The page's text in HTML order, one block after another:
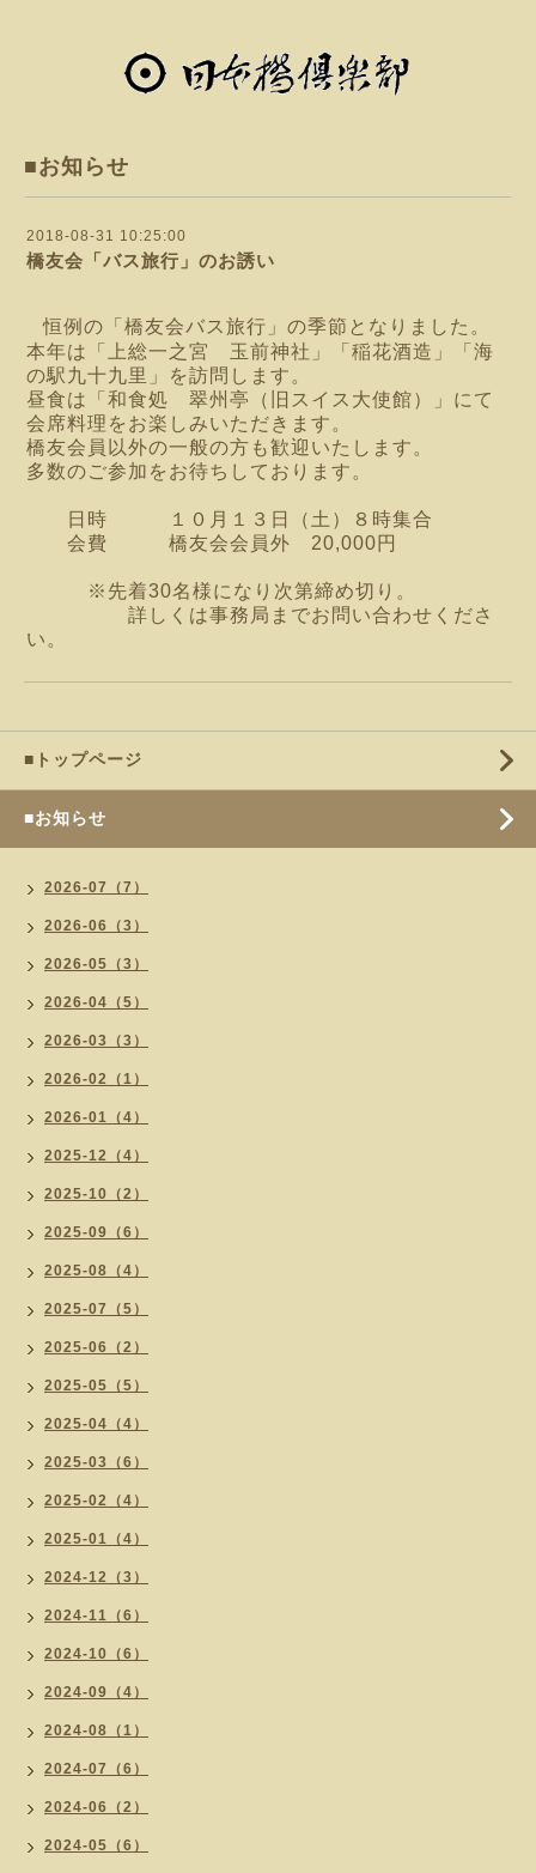
■お知らせ
2018-08-31 10:25:00
橋友会「バス旅行」のお誘い
恒例の「橋友会バス旅行」の季節となりました。
本年は「上総一之宮 玉前神社」「稲花酒造」「海
の駅九十九里」を訪問します。
昼食は「和食処 翠州亭（旧スイス大使館）」にて
会席料理をお楽しみいただきます。
橋友会員以外の一般の方も歓迎いたします。
多数のご参加をお待ちしております。
日時 １０月１３日（土）８時集合
会費 橋友会会員外 20,000円
※先着30名様になり次第締め切り。
詳しくは事務局までお問い合わせくださ
い。
■トップページ
■お知らせ
2026-07（7）
2026-06（3）
2026-05（3）
2026-04（5）
2026-03（3）
2026-02（1）
2026-01（4）
2025-12（4）
2025-10（2）
2025-09（6）
2025-08（4）
2025-07（5）
2025-06（2）
2025-05（5）
2025-04（4）
2025-03（6）
2025-02（4）
2025-01（4）
2024-12（3）
2024-11（6）
2024-10（6）
2024-09（4）
2024-08（1）
2024-07（6）
2024-06（2）
2024-05（6）